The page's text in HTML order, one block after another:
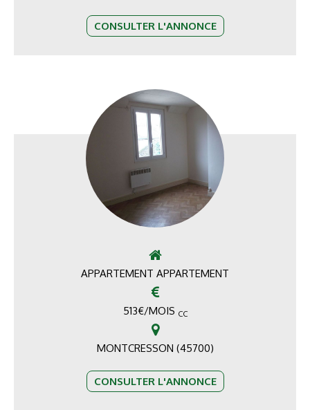
CONSULTER L'ANNONCE
APPARTEMENT APPARTEMENT
513€/MOIS CC
MONTCRESSON (45700)
CONSULTER L'ANNONCE